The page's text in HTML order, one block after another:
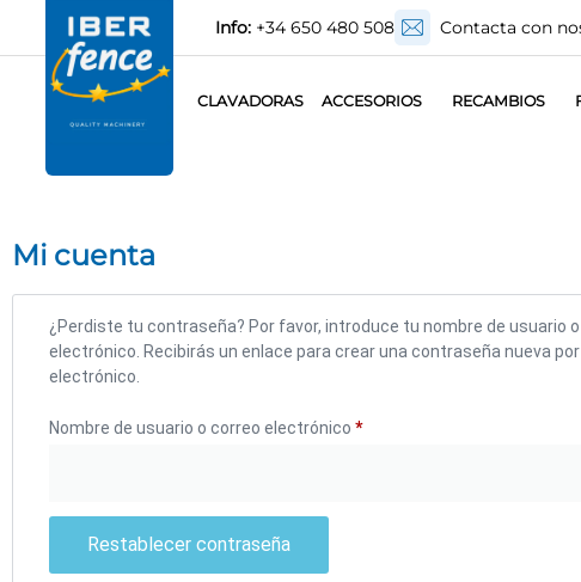
Info: +34 650 480 508 Contacta con
CLAVADORAS ACCESORIOS RECAMBIOS
Mi cuenta
¿Perdiste tu contraseña? Por favor, introduce tu nombre de usuario
electrónico. Recibirás un enlace para crear una contraseña nueva
electrónico.
Nombre de usuario o correo electrónico *
Restablecer contraseña